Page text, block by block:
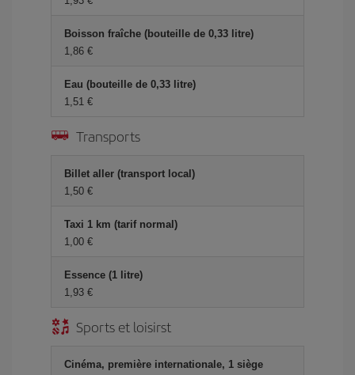
Boisson fraîche (bouteille de 0,33 litre)
1,86 €
Eau (bouteille de 0,33 litre)
1,51 €
Transports
Billet aller (transport local)
1,50 €
Taxi 1 km (tarif normal)
1,00 €
Essence (1 litre)
1,93 €
Sports et loisirst
Cinéma, première internationale, 1 siège